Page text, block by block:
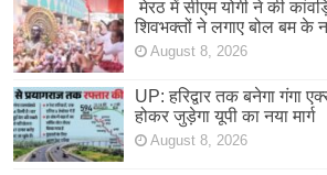
मेरठ में सीएम योगी ने की
शिवभक्तों ने लगाए बोल बम के
August 8, 2026
UP: हरिद्वार तक बनेगा गंगा
होकर जुड़ेगा यूपी का नया मार्ग
August 8, 2026